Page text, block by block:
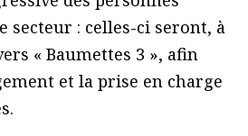
secteur : celles-ci seront, à
« Baumettes 3 », afin
et la prise en charge